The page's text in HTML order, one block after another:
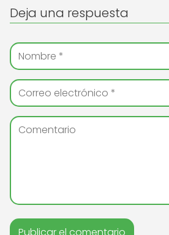
Deja una respuesta